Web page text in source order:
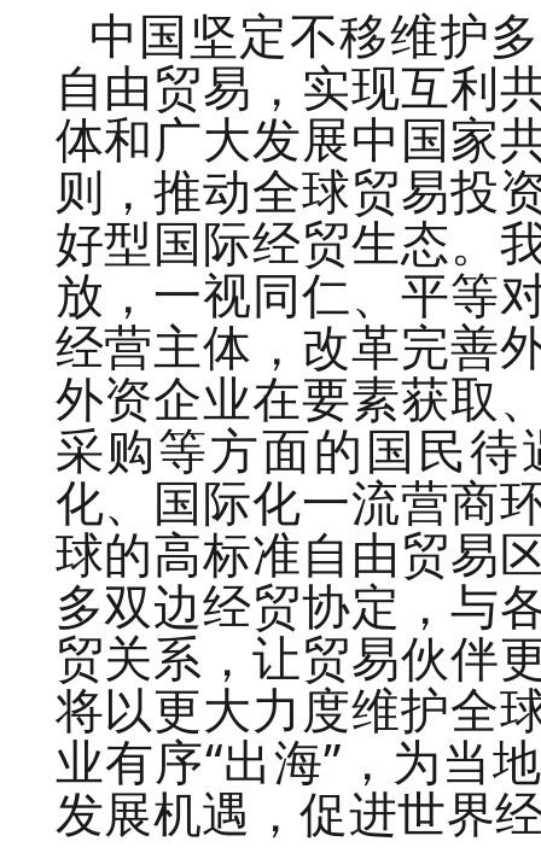
中国坚定不移维护
自由贸易，实现互利
体和广大发展中国家
则，推动全球贸易投
好型国际经贸生态。
放，一视同仁、平等
经营主体，改革完善
外资企业在要素获取
采购等方面的国民
化、国际化一流营商
球的高标准自由贸易
多双边经贸协定，与
贸关系，让贸易伙伴
将以更大力度维护全
业有序“出海”，为当
发展机遇，促进世界